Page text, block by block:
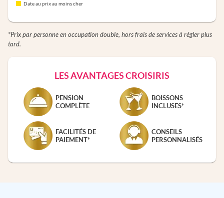
Date au prix au moins cher
*Prix par personne en occupation double, hors frais de services à régler plus
tard.
LES AVANTAGES CROISIRIS
PENSION
COMPLÈTE
BOISSONS
INCLUSES*
FACILITÉS DE
PAIEMENT*
CONSEILS
PERSONNALISÉS